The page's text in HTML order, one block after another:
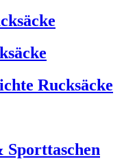
Rucksäcke
Sporttaschen